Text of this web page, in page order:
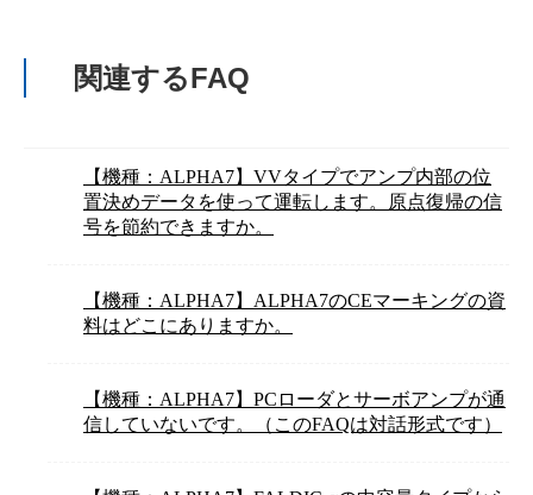
関連するFAQ
【機種：ALPHA7】VVタイプでアンプ内部の位
置決めデータを使って運転します。原点復帰の信
号を節約できますか。
【機種：ALPHA7】ALPHA7のCEマーキングの資
料はどこにありますか。
【機種：ALPHA7】PCローダとサーボアンプが通
信していないです。（このFAQは対話形式です）